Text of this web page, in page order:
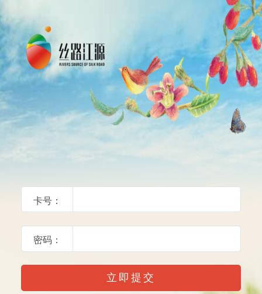
卡号：
密码：
立即提交